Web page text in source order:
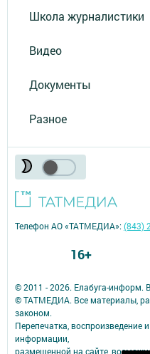
Школа журналистики
Видео
Документы
Разное
© 2011 - 2026. Елабуга-информ.
© ТАТМЕДИА. Все материалы,
законом.
Перепечатка,
информации,
размещенной на сайте,
Телефон АО «ТАТМЕДИА»:(843)
16+